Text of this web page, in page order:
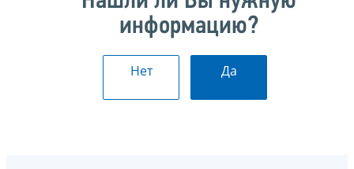
информацию?
Нет Да